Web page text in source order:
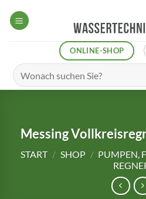
ONLINE-SHOP
Messing
START / SHOP / PUMPEN,